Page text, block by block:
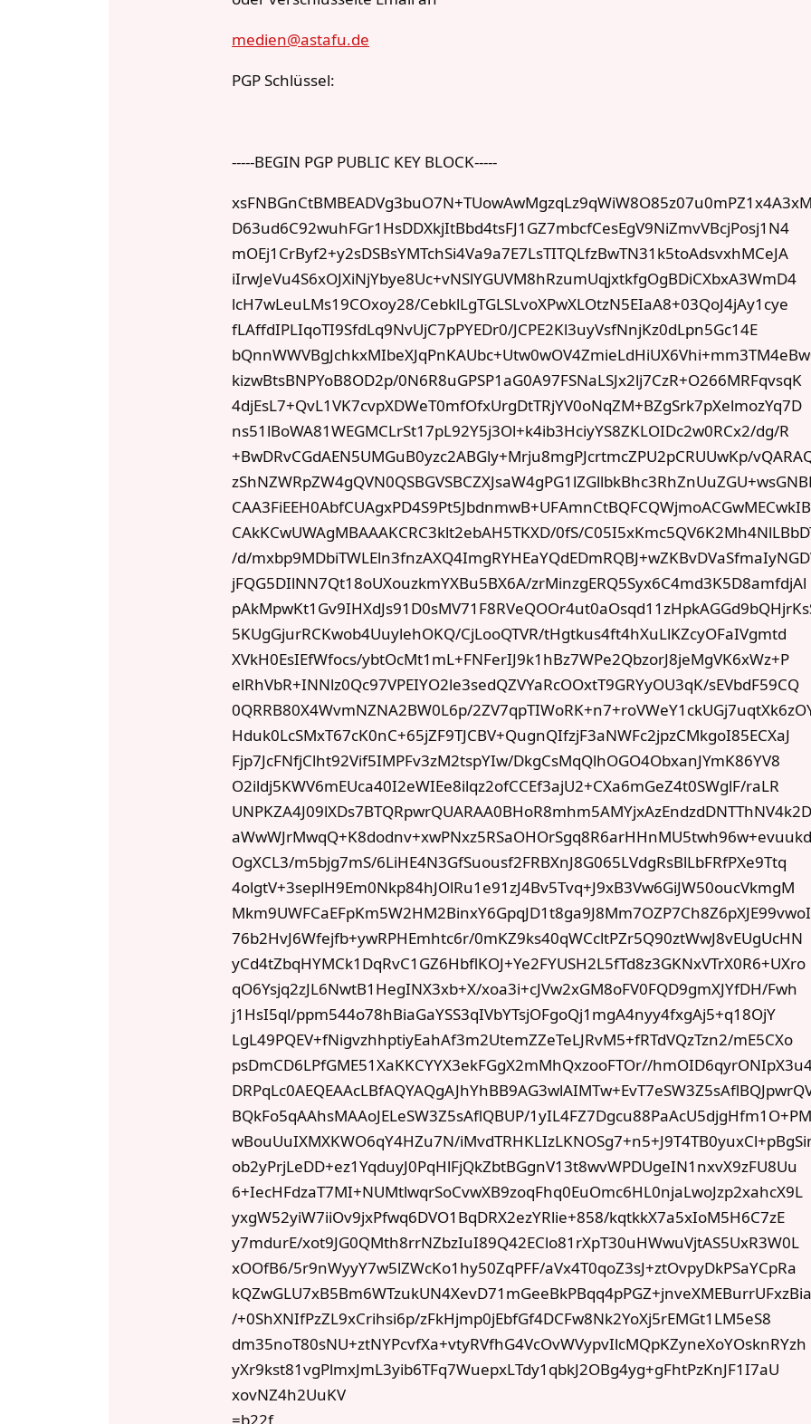
medien@astafu.de
PGP Schlüssel:
-----BEGIN PGP PUBLIC KEY BLOCK-----
D63ud6C92wuhFGr1HsDDXkjItBbd4tsFJ1GZ7mbcfCesEgV9NiZmvVBcjPosj1N4
mOEj1CrByf2+y2sDSBsYMTchSi4Va9a7E7LsTITQLfzBwTN31k5toAdsvxhMCeJA
iIrwJeVu4S6xOJXiNjYbye8Uc+vNSlYGUVM8hRzumUqjxtkfgOgBDiCXbxA3WmD4
lcH7wLeuLMs19COxoy28/CebklLgTGLSLvoXPwXLOtzN5EIaA8+03QoJ4jAy1cye
fLAffdIPLIqoTI9SfdLq9NvUjC7pPYEDr0/JCPE2Kl3uyVsfNnjKz0dLpn5Gc14E
kizwBtsBNPYoB8OD2p/0N6R8uGPSP1aG0A97FSNaLSJx2lj7CzR+O266MRFqvsqK
4djEsL7+QvL1VK7cvpXDWeT0mfOfxUrgDtTRjYV0oNqZM+BZgSrk7pXelmozYq7D
ns51lBoWA81WEGMCLrSt17pL92Y5j3Ol+k4ib3HciyYS8ZKLOIDc2w0RCx2/dg/R
+BwDRvCGdAEN5UMGuB0yzc2ABGly+Mrju8mgPJcrtmcZPU2pCRUUwKp/
CAkKCwUWAgMBAAAKCRC3klt2ebAH5TKXD/0fS/
/d/
jFQG5DIlNN7Qt18oUXouzkmYXBu5BX6A/zrMinzgERQ5Syx6C4md3K5D8amfdjAl
5KUgGjurRCKwob4UuylehOKQ/CjLooQTVR/tHgtkus4ft4hXuLlKZcyOFaIVgmtd
XVkH0EsIEfWfocs/ybtOcMt1mL+FNFerIJ9k1hBz7WPe2QbzorJ8jeMgVK6xWz+P
elRhVbR+INNlz0Qc97VPEIYO2le3sedQZVYaRcOOxtT9GRYyOU3qK/sEVbdF59CQ
0QRRB80X4WvmNZNA2BW0L6p/
Hduk0LcSMxT67cK0nC+65jZF9TJCBV+QugnQIfzjF3aNWFc2jpzCMkgoI85ECXaJ
Fjp7JcFNfjClht92Vif5IMPFv3zM2tspYIw/DkgCsMqQlhOGO4ObxanJYmK86YV8
O2ildj5KWV6mEUca40I2eWIEe8ilqz2ofCCEf3ajU2+CXa6mGeZ4t0SWglF/raLR
OgXCL3/m5bjg7mS/6LiHE4N3GfSuousf2FRBXnJ8G065LVdgRsBlLbFRfPXe9Ttq
4olgtV+3seplH9Em0Nkp84hJOlRu1e91zJ4Bv5Tvq+J9xB3Vw6GiJW50oucVkmgM
76b2HvJ6Wfejfb+ywRPHEmhtc6r/0mKZ9ks40qWCcltPZr5Q90ztWwJ8vEUgUcHN
yCd4tZbqHYMCk1DqRvC1GZ6HbflKOJ+Ye2FYUSH2L5fTd8z3GKNxVTrX0R6+UXro
qO6Ysjq2zJL6NwtB1HegINX3xb+X/xoa3i+cJVw2xGM8oFV0FQD9gmXJYfDH/Fwh
j1HsI5ql/ppm544o78hBiaGaYSS3qIVbYTsjOFgoQj1mgA4nyy4fxgAj5+q18OjY
LgL49PQEV+fNigvzhhptiyEahAf3m2UtemZZeTeLJRvM5+fRTdVQzTzn2/mE5CXo
psDmCD6LPfGME51XaKKCYYX3ekFGgX2mMhQxzooFTOr//
BQkFo5qAAhsMAAoJELeSW3Z5sAflQBUP/1yIL4FZ7Dgcu88PaAcU5djgHfm1O+PM
wBouUuIXMXKWO6qY4HZu7N/
ob2yPrjLeDD+ez1YqduyJ0PqHlFjQkZbtBGgnV13t8wvWPDUgeIN1nxvX9zFU8Uu
6+IecHFdzaT7MI+NUMtlwqrSoCvwXB9zoqFhq0EuOmc6HL0njaLwoJzp2xahcX9L
yxgW52yiW7iiOv9jxPfwq6DVO1BqDRX2ezYRlie+858/kqtkkX7a5xIoM5H6C7zE
y7mdurE/xot9JG0QMth8rrNZbzIuI89Q42EClo81rXpT30uHWwuVjtAS5UxR3W0L
xOOfB6/5r9nWyyY7w5lZWcKo1hy50ZqPFF/aVx4T0qoZ3sJ+ztOvpyDkPSaYCpRa
/+0ShXNIfPzZL9xCrihsi6p/zFkHjmp0jEbfGf4DCFw8Nk2YoXj5rEMGt1LM5eS8
dm35noT80sNU+ztNYPcvfXa+vtyRVfhG4VcOvWVypvIlcMQpKZyneXoYOsknRYzh
yXr9kst81vgPlmxJmL3yib6TFq7WuepxLTdy1qbkJ2OBg4yg+gFhtPzKnJF1I7aU
xovNZ4h2UuKV
=b22f